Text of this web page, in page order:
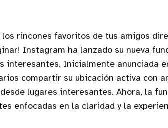
rincones favoritos de tus amigos
Instagram ha lanzado su nueva
interesantes. Inicialmente anunciada
compartir su ubicación activa con
lugares interesantes. Ahora, la
enfocadas en la claridad y la